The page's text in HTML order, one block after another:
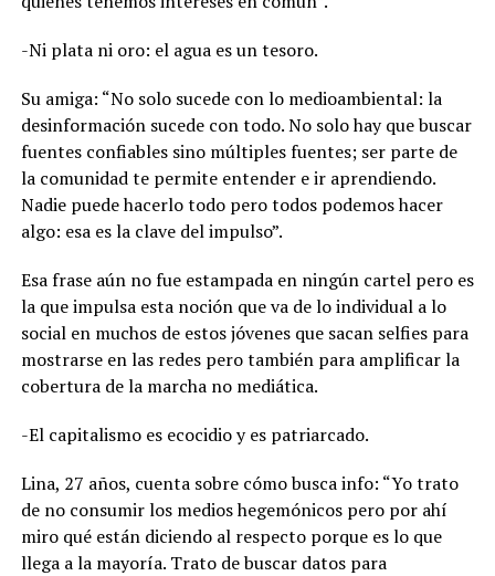
-Ni plata ni oro: el agua es un tesoro.
Su amiga: “No solo sucede con lo medioambiental: la
desinformación sucede con todo. No solo hay que buscar
fuentes confiables sino múltiples fuentes; ser parte de
la comunidad te permite entender e ir aprendiendo.
Nadie puede hacerlo todo pero todos podemos hacer
algo: esa es la clave del impulso”.
Esa frase aún no fue estampada en ningún cartel pero es
la que impulsa esta noción que va de lo individual a lo
social en muchos de estos jóvenes que sacan selfies para
mostrarse en las redes pero también para amplificar la
cobertura de la marcha no mediática.
-El capitalismo es ecocidio y es patriarcado.
Lina, 27 años, cuenta sobre cómo busca info: “Yo trato
de no consumir los medios hegemónicos pero por ahí
miro qué están diciendo al respecto porque es lo que
llega a la mayoría. Trato de buscar datos para